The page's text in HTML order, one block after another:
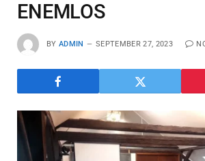
ENEMLOS
BY ADMIN SEPTEMBER 27, 2023